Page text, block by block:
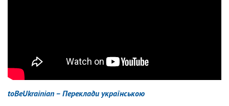
toBeUkrainian – Переклади українською